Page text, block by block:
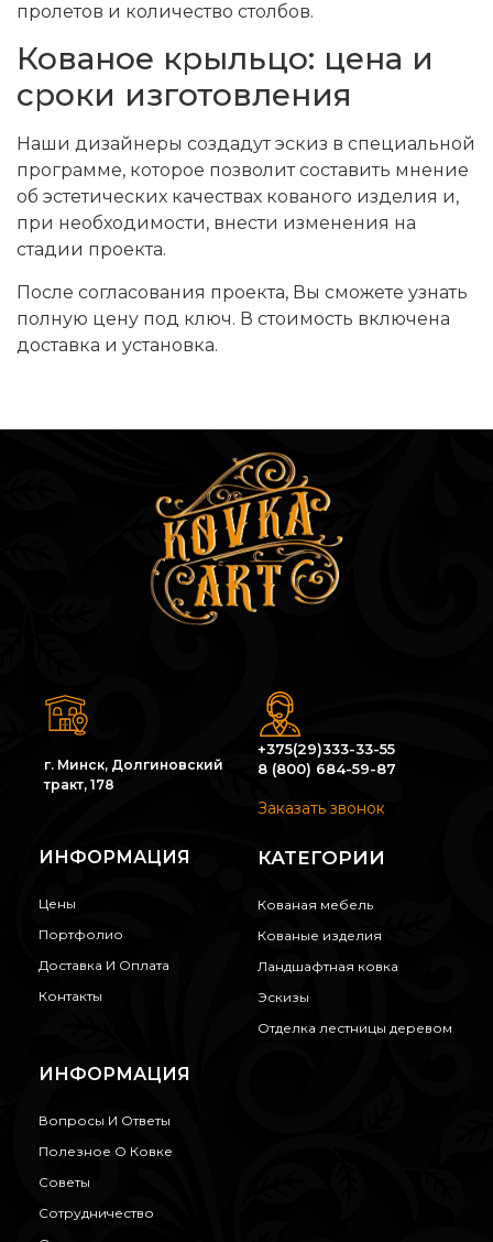
пролетов и количество столбов.
Кованое крыльцо: цена и
сроки изготовления
Наши дизайнеры создадут эскиз в специальной
программе, которое позволит составить мнение
об эстетических качествах кованого изделия и,
при необходимости, внести изменения на
стадии проекта.
После согласования проекта, Вы сможете узнать
полную цену под ключ. В стоимость включена
доставка и установка.
г. Минск, Долгиновский
тракт, 178
+375(29)333-33-55
8 (800) 684-59-87
Заказать звонок
ИНФОРМАЦИЯ
Цены
Портфолио
Доставка И Оплата
Контакты
КАТЕГОРИИ
Кованая мебель
Кованые изделия
Ландшафтная ковка
Эскизы
Отделка лестницы деревом
ИНФОРМАЦИЯ
Вопросы И Ответы
Полезное О Ковке
Советы
Сотрудничество